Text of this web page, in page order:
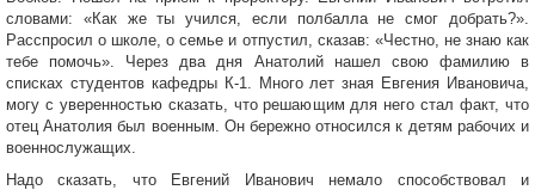
словами: «Как же ты учился, если полбалла не смог добрать?».
Расспросил о школе, о семье и отпустил, сказав: «Честно, не знаю как
тебе помочь». Через два дня Анатолий нашел свою фамилию в
списках студентов кафедры К-1. Много лет зная Евгения Ивановича,
могу с уверенностью сказать, что решающим для него стал факт, что
отец Анатолия был военным. Он бережно относился к детям рабочих и
военнослужащих.
Надо сказать, что Евгений Иванович немало способствовал и